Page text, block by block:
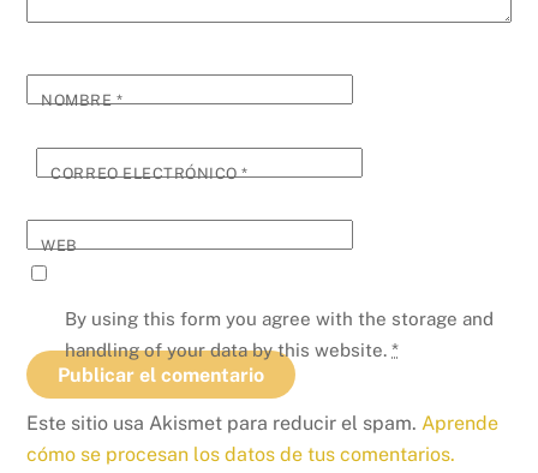
NOMBRE*
CORREO ELECTRÓNICO*
WEB
By using this form you agree with the storage and
handling of your data by this website.*
Este sitio usa Akismet para reducir el spam.Aprende
cómo se procesan los datos de tus comentarios.